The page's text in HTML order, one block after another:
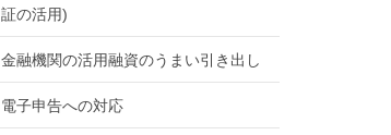
証の活用)
金融機関の活用融資のうまい引き出し
電子申告への対応